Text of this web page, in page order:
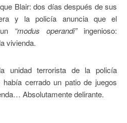
Blair: dos días después de sus
y la policía anuncia que el
“modus operandi”ingenioso:
vivienda.
unidad terrorista de la policía
había cerrado un patio de juegos
Absolutamente delirante.